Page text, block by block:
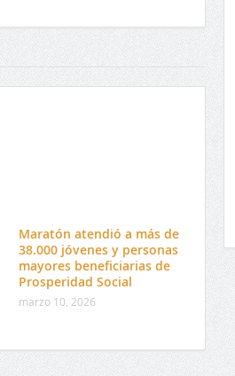
Maratón atendió a más de
38.000 jóvenes y personas
mayores beneficiarias de
Prosperidad Social
marzo 10, 2026